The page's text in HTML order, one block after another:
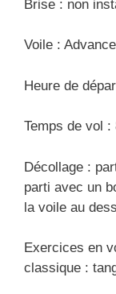
Brise : non
Voile :
Heure de
Temps de vol :
Décollage :
parti avec un
la voile au
Exercices en
classique :